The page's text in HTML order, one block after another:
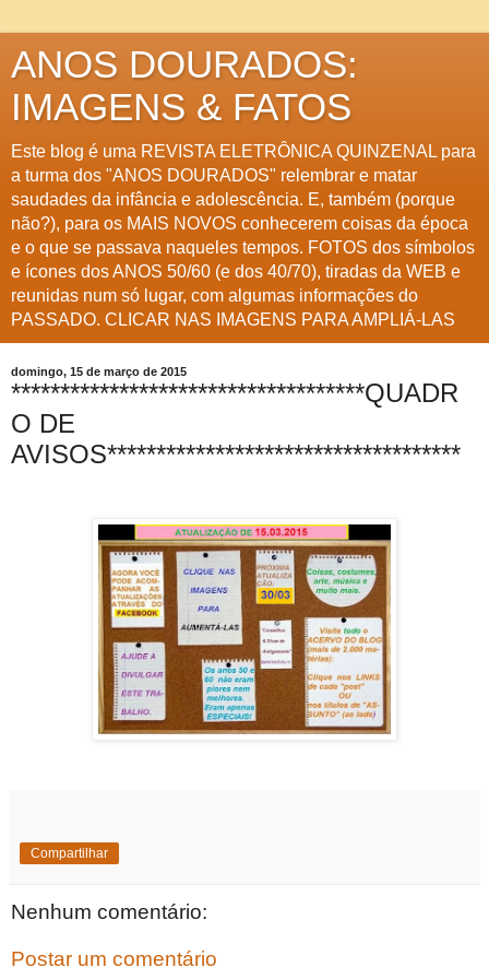
ANOS DOURADOS:
IMAGENS & FATOS
Este blog é uma REVISTA ELETRÔNICA QUINZENAL para
a turma dos "ANOS DOURADOS" relembrar e matar
saudades da infância e adolescência. E, também (porque
não?), para os MAIS NOVOS conhecerem coisas da época
e o que se passava naqueles tempos. FOTOS dos símbolos
e ícones dos ANOS 50/60 (e dos 40/70), tiradas da WEB e
reunidas num só lugar, com algumas informações do
PASSADO. CLICAR NAS IMAGENS PARA AMPLIÁ-LAS
domingo, 15 de março de 2015
************************************QUADR
O DE
AVISOS************************************
Compartilhar
Nenhum comentário:
Postar um comentário